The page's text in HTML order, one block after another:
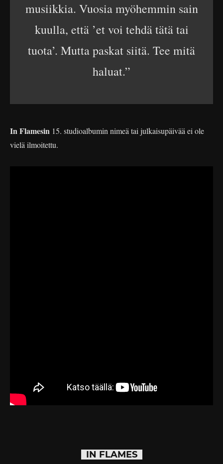
musiikkia. Vuosia myöhemmin sain
kuulla, että ’et voi tehdä tätä tai
tuota’. Mutta paskat siitä. Tee mitä
haluat.”
In Flamesin 15. studioalbumin nimeä tai julkaisupäivää ei ole
vielä ilmoitettu.
IN FLAMES